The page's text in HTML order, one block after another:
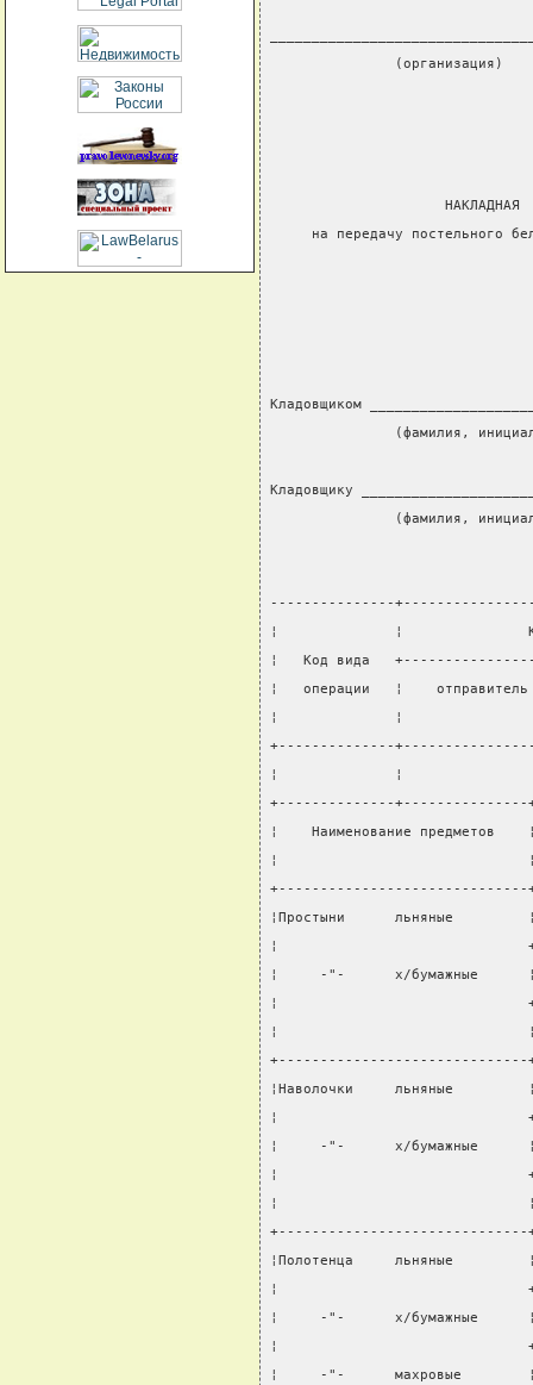
               (организация)
НАКЛАДНАЯ
на передачу постельного
Кладовщиком
(фамилия,
Кладовщику
(фамилия,
---------------
¦              ¦
¦   Код вида
¦   операции   ¦
¦              ¦
+--------------
¦              ¦
+--------------+---------------
¦    Наименование предметов
¦                              ¦
+------------------------------
¦Простыни      льняные
¦
¦     -"-      х/бумажные
¦
¦
+------------------------------
¦Наволочки
¦
¦     -"-      х/бумажные
¦
¦
+------------------------------
¦Полотенца
¦
¦     -"-      х/бумажные
¦
¦     -"-      махровые